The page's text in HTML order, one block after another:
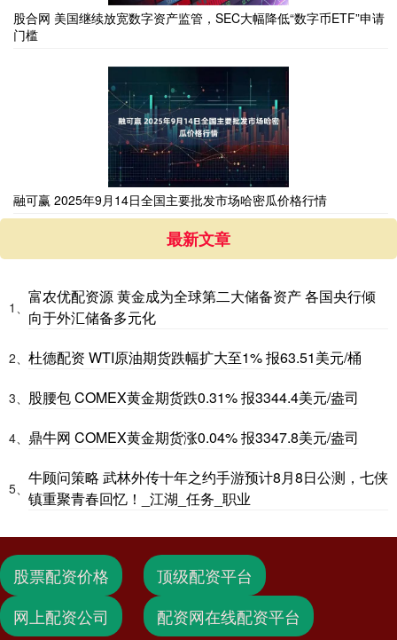
股合网 美国继续放宽数字资产监管，SEC大幅降低“数字币ETF”申请
门槛
融可赢 2025年9月14日全国主要批发市场哈密瓜价格行情
最新文章
1、
富农优配资源 黄金成为全球第二大储备资产 各国央行倾
向于外汇储备多元化
2、 杜德配资 WTI原油期货跌幅扩大至1% 报63.51美元/桶
3、 股腰包 COMEX黄金期货跌0.31% 报3344.4美元/盎司
4、 鼎牛网 COMEX黄金期货涨0.04% 报3347.8美元/盎司
5、
牛顾问策略 武林外传十年之约手游预计8月8日公测，七侠
镇重聚青春回忆！_江湖_任务_职业
股票配资价格
顶级配资平台
网上配资公司
配资网在线配资平台